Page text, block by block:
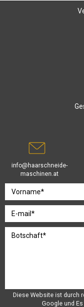
info@haarschneide-
maschinen.at
Diese Website ist durch
Google und